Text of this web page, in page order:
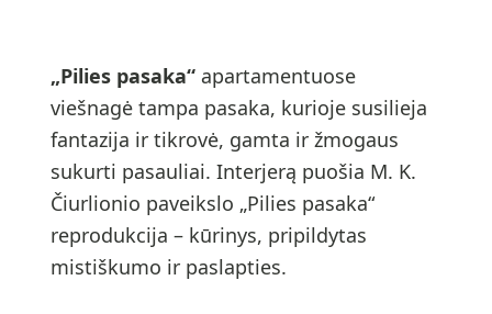
„Pilies pasaka“apartamentuose
viešnagė tampa pasaka, kurioje susilieja
fantazija ir tikrovė, gamta ir žmogaus
sukurti pasauliai. Interjerą puošia M. K.
Čiurlionio paveikslo „Pilies pasaka“
reprodukcija – kūrinys, pripildytas
mistiškumo ir paslapties.